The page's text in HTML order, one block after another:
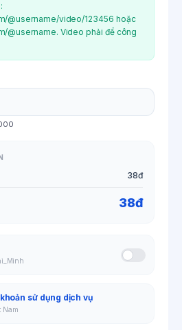
@username/video/123456 hoặc
@username. Video phải để công
38đ
38đ
sử dụng dịch vụ
Nam